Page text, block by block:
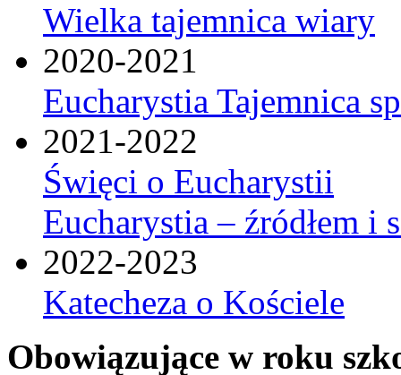
Wielka tajemnica wiary
2020-2021
Eucharystia Tajemnica
2021-2022
Święci o Eucharystii
Eucharystia – źródłem i
2022-2023
Katecheza o Kościele
Obowiązujące w roku